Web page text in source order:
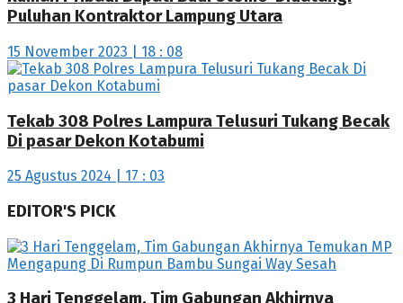
Puluhan Kontraktor Lampung Utara
15 November 2023 | 18 : 08
Tekab 308 Polres Lampura Telusuri Tukang Becak
Di pasar Dekon Kotabumi
25 Agustus 2024 | 17 : 03
EDITOR'S PICK
3 Hari Tenggelam, Tim Gabungan Akhirnya